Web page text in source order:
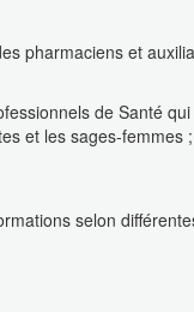
pharmaciens et
de Santé
et les sages-femmes ;
selon